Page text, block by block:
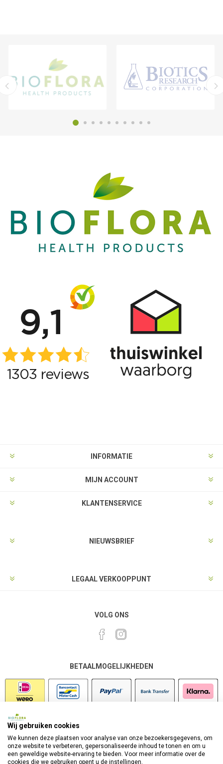
INFORMATIE
MIJN ACCOUNT
KLANTENSERVICE
NIEUWSBRIEF
LEGAAL VERKOOPPUNT
VOLG ONS
BETAALMOGELIJKHEDEN
Wij gebruiken cookies
We kunnen deze plaatsen voor analyse van onze bezoekersgegevens, om
onze website te verbeteren, gepersonaliseerde inhoud te tonen en om u
een geweldige website-ervaring te bieden. Voor meer informatie over de
cookies die we gebruiken opent u de instellingen.